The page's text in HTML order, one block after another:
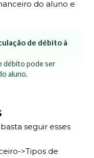
do aluno e
de débito à
débito pode ser
aluno.
seguir esses
>Tipos de